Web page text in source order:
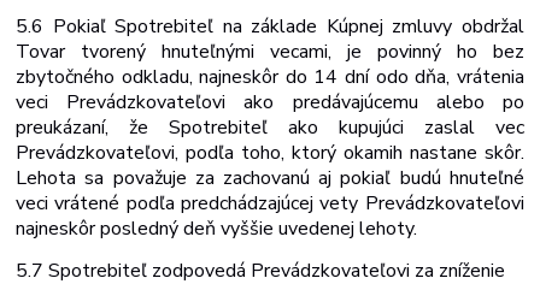
5.6 Pokiaľ Spotrebiteľ na základe Kúpnej zmluvy obdržal
Tovar tvorený hnuteľnými vecami, je povinný ho bez
zbytočného odkladu, najneskôr do 14 dní odo dňa, vrátenia
veci Prevádzkovateľovi ako predávajúcemu alebo po
preukázaní, že Spotrebiteľ ako kupujúci zaslal vec
Prevádzkovateľovi, podľa toho, ktorý okamih nastane skôr.
Lehota sa považuje za zachovanú aj pokiaľ budú hnuteľné
veci vrátené podľa predchádzajúcej vety Prevádzkovateľovi
najneskôr posledný deň vyššie uvedenej lehoty.
5.7 Spotrebiteľ zodpovedá Prevádzkovateľovi za zníženie